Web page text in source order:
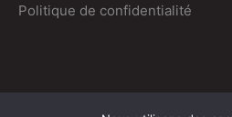
Politique de confidentialité